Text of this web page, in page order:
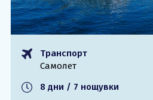
ОЩЕ
За нас - Ivi Travel
Банкова сметка
Политика за
Транспорт
Самолет
8 дни / 7 нощувки